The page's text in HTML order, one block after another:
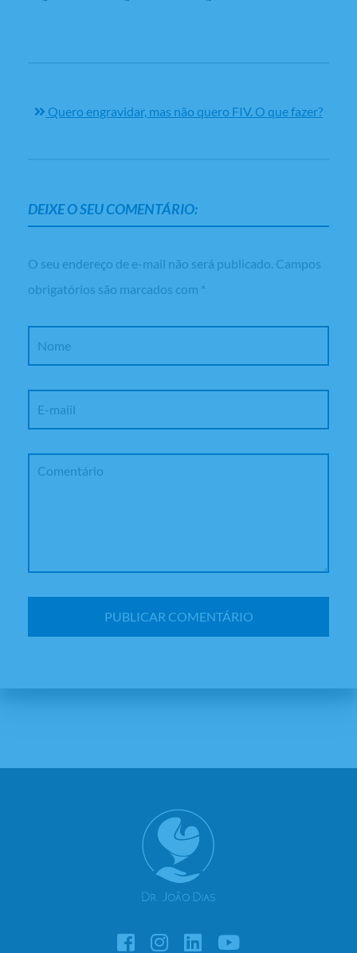
Quero engravidar, mas não quero FIV. O que fazer?
DEIXE O SEU COMENTÁRIO:
O seu endereço de e-mail não será publicado. Campos
obrigatórios são marcados com *